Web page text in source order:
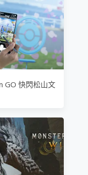
GO 快閃松山文